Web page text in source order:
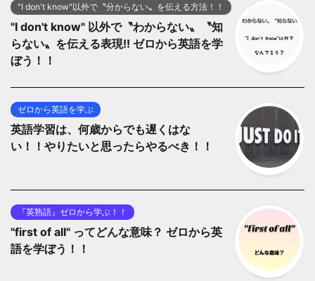
"I don't know"以外で〝分からない〟を伝える方法！！
"I don't know" 以外で〝わからない〟〝知
らない〟を伝える表現!! ゼロから英語を学
ぼう！！
ゼロから英語を学ぶ
英語学習は、何歳からでも遅くはな
い！！やりたいと思ったらやるべき！！
『英熟語』ゼロから学ぶ！！
"first of all" ってどんな意味？ ゼロから英
語を学ぼう！！